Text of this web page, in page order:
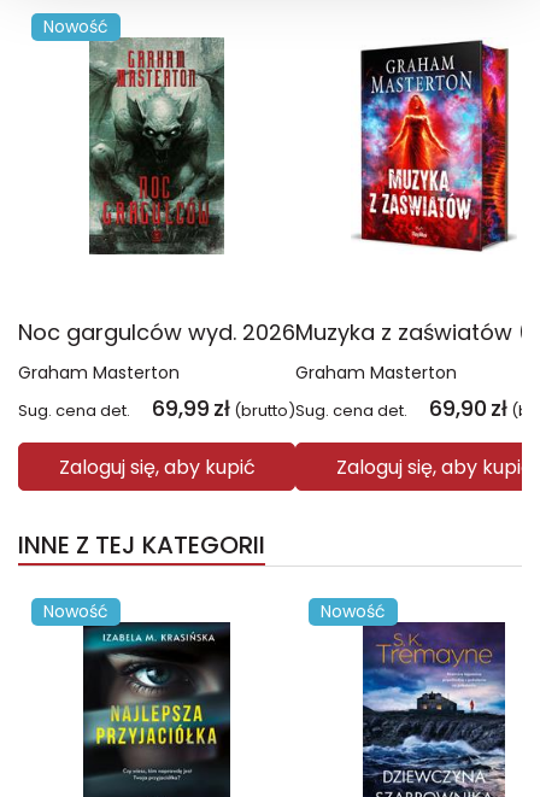
Nowość
Noc gargulców wyd. 2026
Graham Masterton
Sug. cena det. 69,99 zł (brutto)
Zaloguj się, aby kupić
Graham Masterton
Sug. cena det. 69,90 zł
Zaloguj się, aby kupić
INNE Z TEJ KATEGORII
Nowość Nowość